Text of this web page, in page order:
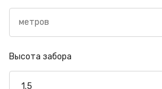
Высота забора